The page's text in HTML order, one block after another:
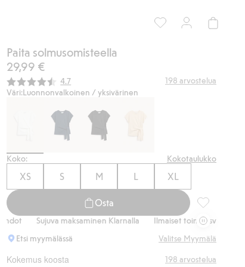
Paita solmusomisteella
29,99 €
Keskimääräinen luokitus:
4.7 198 arvostelua
Väri:Luonnonvalkoinen / yksivärinen
Koko: Kokotaulukko
XS S M L XL
Osta
Paita
Sujuva maksaminen Klarnalla Ilmaiset toimitusvaihtoehdot
Etsi myymälässä
Valitse Myymälä
Kokemus koosta 198 arvostelua